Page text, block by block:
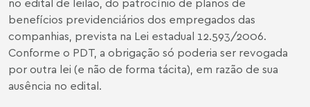
no edital de leilão, do patrocínio de planos de
benefícios previdenciários dos empregados das
companhias, prevista na Lei estadual 12.593/2006.
Conforme o PDT, a obrigação só poderia ser revogada
por outra lei (e não de forma tácita), em razão de sua
ausência no edital.